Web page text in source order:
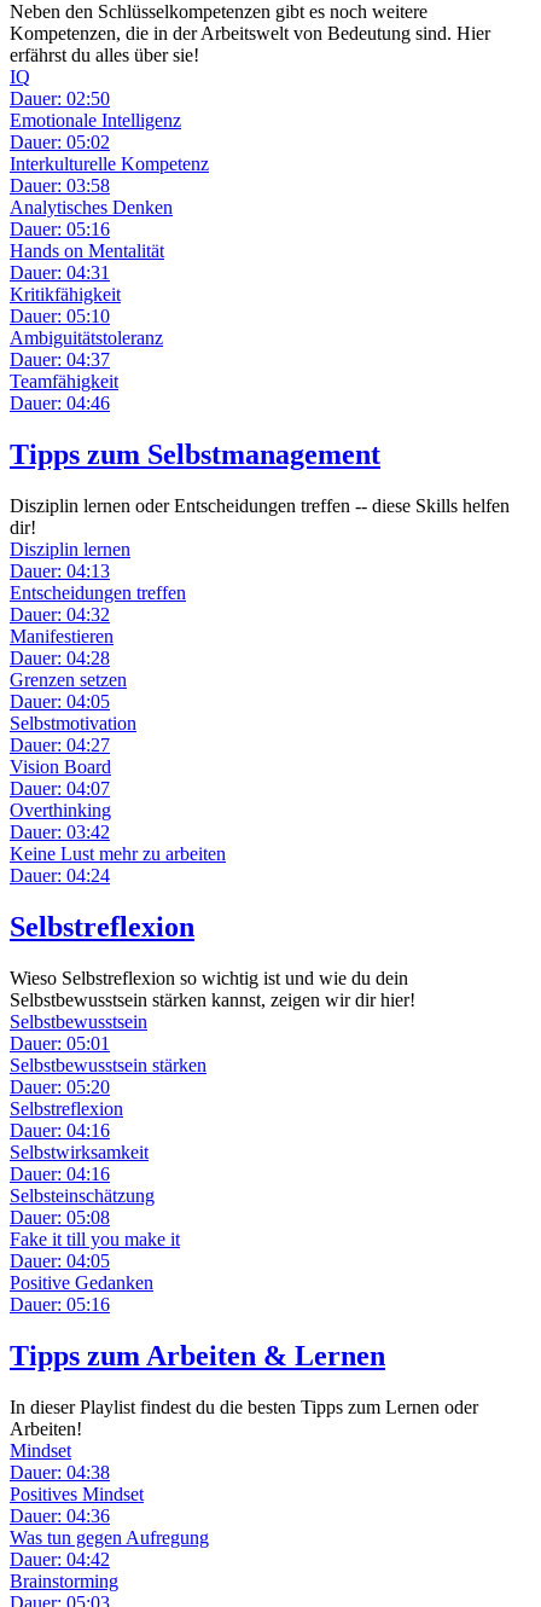
Neben den Schlüsselkompetenzen gibt es noch weitere
Kompetenzen, die in der Arbeitswelt von Bedeutung sind. Hier
erfährst du alles über sie!
IQ
Dauer: 02:50
Emotionale Intelligenz
Dauer: 05:02
Interkulturelle Kompetenz
Dauer: 03:58
Analytisches Denken
Dauer: 05:16
Hands on Mentalität
Dauer: 04:31
Kritikfähigkeit
Dauer: 05:10
Ambiguitätstoleranz
Dauer: 04:37
Teamfähigkeit
Dauer: 04:46
Tipps zum Selbstmanagement
Disziplin lernen oder Entscheidungen treffen -- diese Skills helfen
dir!
Disziplin lernen
Dauer: 04:13
Entscheidungen treffen
Dauer: 04:32
Manifestieren
Dauer: 04:28
Grenzen setzen
Dauer: 04:05
Selbstmotivation
Dauer: 04:27
Vision Board
Dauer: 04:07
Overthinking
Dauer: 03:42
Keine Lust mehr zu arbeiten
Dauer: 04:24
Selbstreflexion
Wieso Selbstreflexion so wichtig ist und wie du dein
Selbstbewusstsein stärken kannst, zeigen wir dir hier!
Selbstbewusstsein
Dauer: 05:01
Selbstbewusstsein stärken
Dauer: 05:20
Selbstreflexion
Dauer: 04:16
Selbstwirksamkeit
Dauer: 04:16
Selbsteinschätzung
Dauer: 05:08
Fake it till you make it
Dauer: 04:05
Positive Gedanken
Dauer: 05:16
Tipps zum Arbeiten & Lernen
In dieser Playlist findest du die besten Tipps zum Lernen oder
Arbeiten!
Mindset
Dauer: 04:38
Positives Mindset
Dauer: 04:36
Was tun gegen Aufregung
Dauer: 04:42
Brainstorming
Dauer: 05:03